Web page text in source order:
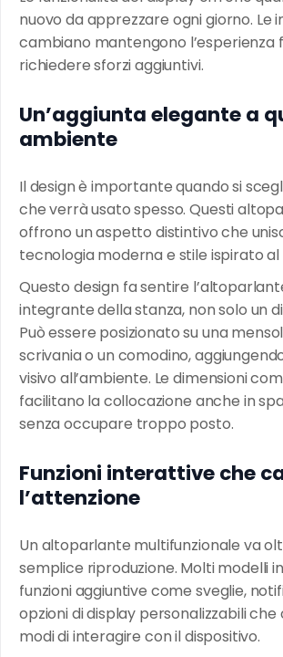
nuovo da apprezzare ogni giorno. Le
cambiano mantengono l’esperienza
richiedere sforzi aggiuntivi.
Un’aggiunta elegante a
ambiente
Il design è importante quando si
che verrà usato spesso. Questi
offrono un aspetto distintivo che
tecnologia moderna e stile ispirato
Questo design fa sentire
integrante della stanza, non solo un
Può essere posizionato su una
scrivania o un comodino,
visivo all’ambiente. Le dimensioni
facilitano la collocazione anche in
senza occupare troppo posto.
Funzioni interattive che
l’attenzione
Un altoparlante multifunzionale va
semplice riproduzione. Molti modelli
funzioni aggiuntive come sveglie,
opzioni di display personalizzabili
modi di interagire con il dispositivo.